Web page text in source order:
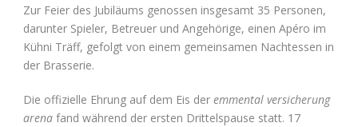
Zur Feier des Jubiläums genossen insgesamt 35 Personen,
darunter Spieler, Betreuer und Angehörige, einen Apéro im
Kühni Träff, gefolgt von einem gemeinsamen Nachtessen in
der Brasserie.
Die offizielle Ehrung auf dem Eis der emmental versicherung
arena fand während der ersten Drittelspause statt. 17